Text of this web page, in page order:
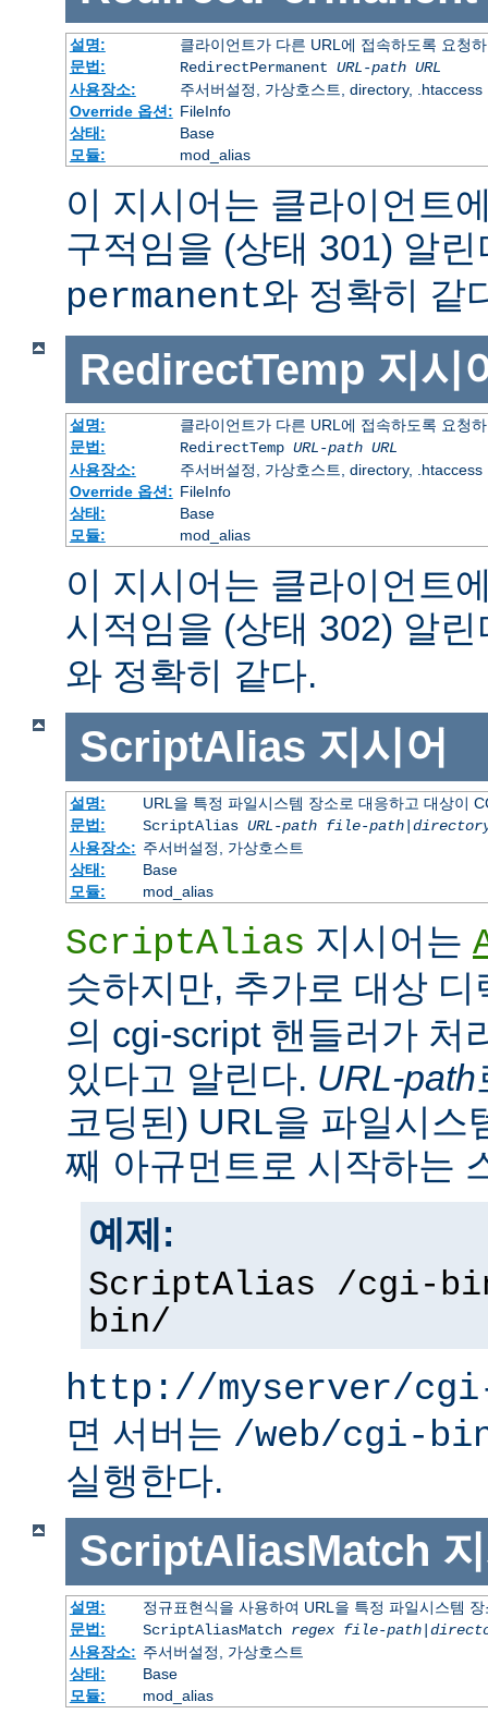
설명:
클라이언트가 다른 URL에 접속하도록 요청
문법:
RedirectPermanent URL-path URL
사용장소:
주서버설정, 가상호스트, directory, .htaccess
Override 옵션: FileInfo
상태:
Base
모듈:
mod_alias
이 지시어는 클라이언트
구적임을 (상태 301) 알
permanent와 정확히 같
RedirectTemp 지시
설명:
클라이언트가 다른 URL에 접속하도록 요청
문법:
RedirectTemp URL-path URL
사용장소:
주서버설정, 가상호스트, directory, .htaccess
Override 옵션: FileInfo
상태:
Base
모듈:
mod_alias
이 지시어는 클라이언트
시적임을 (상태 302) 알
와 정확히 같다.
ScriptAlias 지시어
설명:
URL을 특정 파일시스템 장소로 대응하고 대상이
문법:
ScriptAlias URL-path file-path|
사용장소: 주서버설정, 가상호스트
상태:
Base
모듈:
mod_alias
ScriptAlias 지시어는
슷하지만, 추가로 대상
의 cgi-script 핸들러가 처
있다고 알린다. URL-path
코딩된) URL을 파일시스
째 아규먼트로 시작하는
예제:
ScriptAlias /cgi-
bin/
http://myserver/
면 서버는 /web/cgi-
실행한다.
ScriptAliasMatch
설명:
정규표현식을 사용하여 URL을 특정 파일시스템
문법:
ScriptAliasMatch regex file-path|
사용장소: 주서버설정, 가상호스트
상태:
Base
모듈:
mod_alias